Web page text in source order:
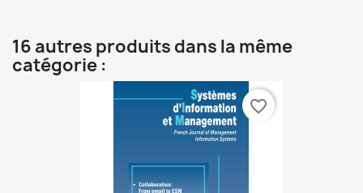
16 autres produits dans la même
catégorie :
favorite_border